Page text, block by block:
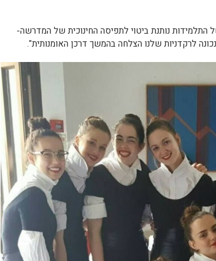
נותנת ביטוי לתפיסה החינוכית של המדרשה-
לרקדניות שלנו הצלחה בהמשך דרכן האומנותית".